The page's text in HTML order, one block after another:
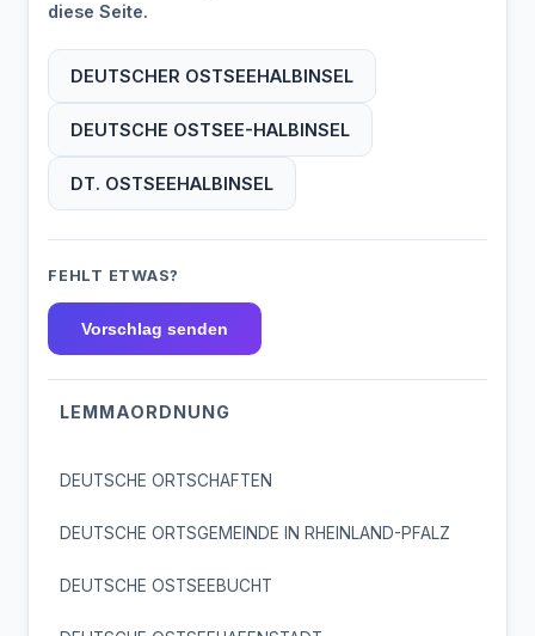
diese Seite.
DEUTSCHER OSTSEEHALBINSEL
DEUTSCHE OSTSEE-HALBINSEL
DT. OSTSEEHALBINSEL
FEHLT ETWAS?
Vorschlag senden
LEMMAORDNUNG
DEUTSCHE ORTSCHAFTEN
DEUTSCHE ORTSGEMEINDE IN RHEINLAND-PFALZ
DEUTSCHE OSTSEEBUCHT